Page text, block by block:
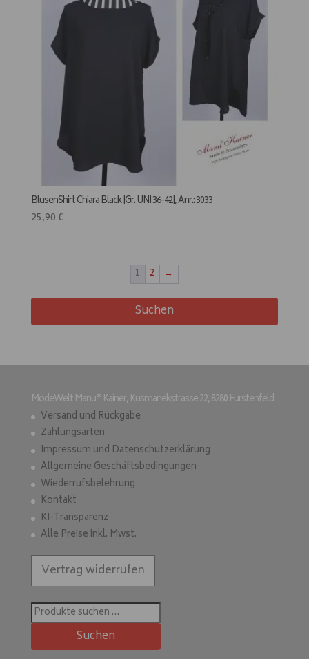
BlusenShirt Chiara Black |Gr. UNI 36-42|, Anr.: 3033
25,90 €
1 2 →
Suchen
ModeWelt Manu* Kainer, Kusmanekstrasse 22, 8280 Fürstenfeld
Versand und Rückgabe
Zahlungsarten
Impressum und Datenschutzerklärung
Allgemeine Geschäftsbedingungen
Wiederrufsbelehrung
Kontakt
KI-Transparenz
Alle Preise inkl. Mwst.
Vertrag widerrufen
Suchen
nach:
Suchen